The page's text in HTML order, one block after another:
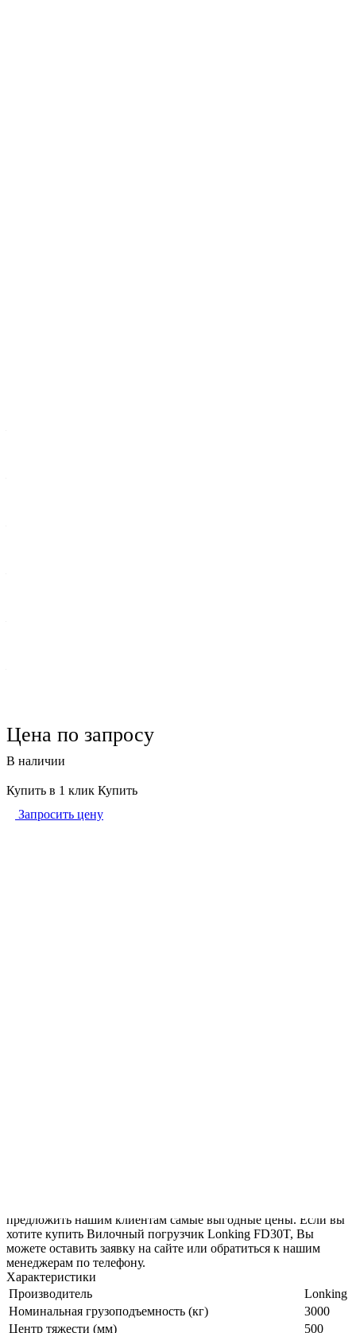
Цена по запросу
В наличии
Купить в 1 клик Купить
Запросить цену
предложить нашим клиентам самые выгодные цены. Если вы
хотите купить Вилочный погрузчик Lonking FD30T, Вы
можете оставить заявку на сайте или обратиться к нашим
менеджерам по телефону.
Характеристики
Производитель
Lonking
Номинальная грузоподъемность (кг)
3000
Центр тяжести (мм)
500